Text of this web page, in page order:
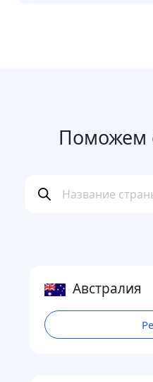
Поможем
Австралия